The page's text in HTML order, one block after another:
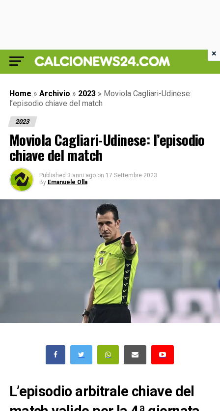
Home » Archivio » 2023 » Moviola Cagliari-Udinese:
l’episodio chiave del match
2023
Moviola Cagliari-Udinese: l’episodio
chiave del match
Published 3 anni ago on 17 Settembre 2023
By Emanuele Olla
L’episodio arbitrale chiave del
×